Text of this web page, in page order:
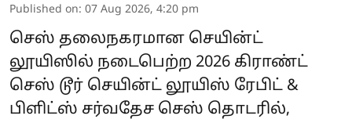
Published on: 07 Aug 2026, 4:20 pm
செஸ் தலைநகரமான செயின்ட்
லூயிஸில் நடைபெற்ற 2026 கிராண்ட்
செஸ் டூர் செயின்ட் லூயிஸ் ரேபிட் &
பிளிட்ஸ் சர்வதேச செஸ் தொடரில்,